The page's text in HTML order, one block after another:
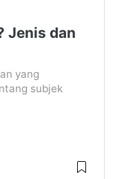
Jenis dan
yang
subjek